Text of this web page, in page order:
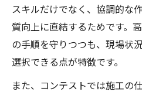
防水工事で信頼を
ーチ
防水工事技術者の
イント
防水工事業界で光る技
スキルだけでなく、協調的な
質向上に直結するためです。
の手順を守りつつも、現場状
選択できる点が特徴です。
また、コンテストでは施工の